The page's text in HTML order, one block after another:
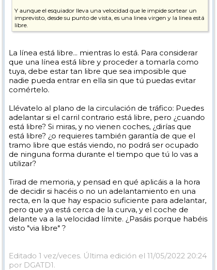
Y aunque el esquiador lleva una velocidad que le impide sortear un
imprevisto, desde su punto de vista, es una linea virgen y la linea está
libre.
La línea está libre... mientras lo está. Para considerar
que una línea está libre y proceder a tomarla como
tuya, debe estar tan libre que sea imposible que
nadie pueda entrar en ella sin que tú puedas evitar
comértelo.
Llévatelo al plano de la circulación de tráfico: Puedes
adelantar si el carril contrario está libre, pero ¿cuando
está libre? Si miras, y no vienen coches, ¿dirías que
está libre? ¿o requieres también garantía de que el
tramo libre que estás viendo, no podrá ser ocupado
de ninguna forma durante el tiempo que tú lo vas a
utilizar?
Tirad de memoria, y pensad en qué aplicáis a la hora
de decidir si hacéis o no un adelantamiento en una
recta, en la que hay espacio suficiente para adelantar,
pero que ya está cerca de la curva, y el coche de
delante va a la velocidad límite. ¿Pasáis porque habéis
visto "via libre" ?
Editado 1 vez/veces. Última edición el 11/05/2022 20:24
por DGATD1.